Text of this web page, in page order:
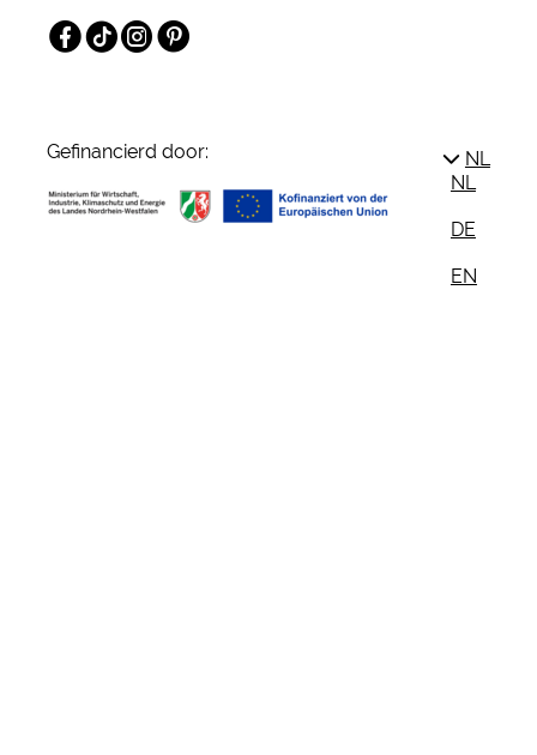
Facebook
TikTokInstagramPinterest
Gefinancierd door:
NL
NL
DE
EN